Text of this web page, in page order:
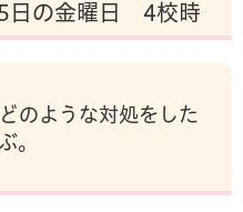
金曜日 4校時
のような対処をした
。